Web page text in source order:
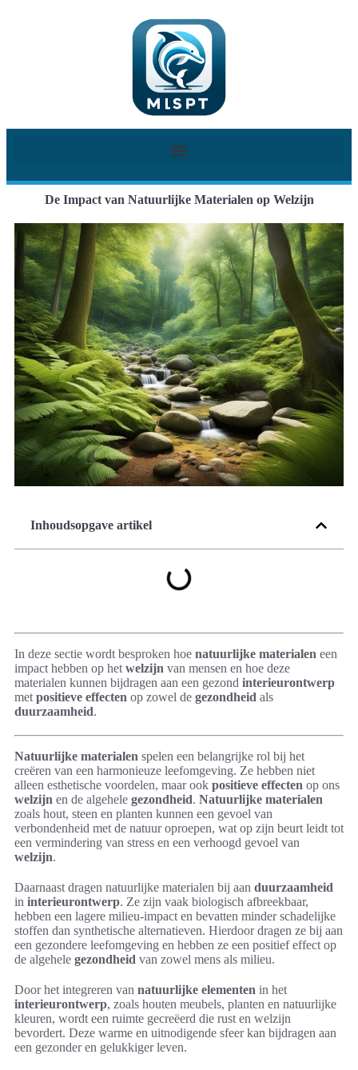
De Impact van Natuurlijke Materialen op Welzijn
Inhoudsopgave artikel
In deze sectie wordt besproken hoe natuurlijke materialen een
impact hebben op het welzijn van mensen en hoe deze
materialen kunnen bijdragen aan een gezond interieurontwerp
met positieve effecten op zowel de gezondheid als
duurzaamheid.
Natuurlijke materialen spelen een belangrijke rol bij het
creëren van een harmonieuze leefomgeving. Ze hebben niet
alleen esthetische voordelen, maar ook positieve effecten op ons
welzijn en de algehele gezondheid. Natuurlijke materialen
zoals hout, steen en planten kunnen een gevoel van
verbondenheid met de natuur oproepen, wat op zijn beurt leidt tot
een vermindering van stress en een verhoogd gevoel van
welzijn.
Daarnaast dragen natuurlijke materialen bij aan duurzaamheid
in interieurontwerp. Ze zijn vaak biologisch afbreekbaar,
hebben een lagere milieu-impact en bevatten minder schadelijke
stoffen dan synthetische alternatieven. Hierdoor dragen ze bij aan
een gezondere leefomgeving en hebben ze een positief effect op
de algehele gezondheid van zowel mens als milieu.
Door het integreren van natuurlijke elementen in het
interieurontwerp, zoals houten meubels, planten en natuurlijke
kleuren, wordt een ruimte gecreëerd die rust en welzijn
bevordert. Deze warme en uitnodigende sfeer kan bijdragen aan
een gezonder en gelukkiger leven.